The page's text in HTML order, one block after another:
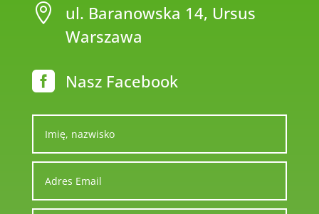

ul. Baranowska 14, Ursus
Warszawa
 Nasz Facebook